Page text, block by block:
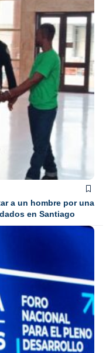
a un hombre por una
en Santiago